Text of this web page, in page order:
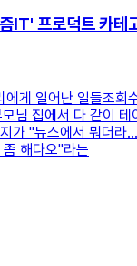
IT' 프로덕트 카테
게 일어난 일들조회
님 집에서 다 같이 테
가 "뉴스에서 뭐더라
해다오"라는